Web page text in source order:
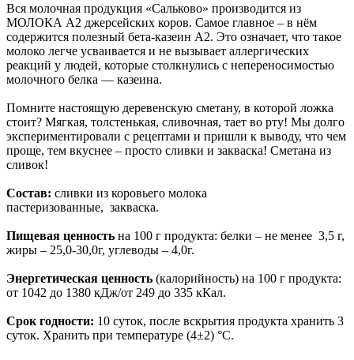
Вся молочная продукция «Сальково» производится из
МОЛОКА А2 джерсейских коров. Самое главное – в нём
содержится полезный бета-казеин А2. Это означает, что такое
молоко легче усваивается и не вызывает аллергических
реакций у людей, которые столкнулись с непереносимостью
молочного белка — казеина.
Помните настоящую деревенскую сметану, в которой ложка
стоит? Мягкая, толстенькая, сливочная, тает во рту! Мы долго
экспериментировали с рецептами и пришли к выводу, что чем
проще, тем вкуснее – просто сливки и закваска! Сметана из
сливок!
Состав: сливки из коровьего молока
пастеризованные, закваска.
Пищевая ценность на 100 г продукта: белки – не менее 3,5 г,
жиры – 25,0-30,0г, углеводы – 4,0г.
Энергетическая ценность (калорийность) на 100 г продукта:
от 1042 до 1380 кДж/от 249 до 335 кКал.
Срок годности: 10 суток, после вскрытия продукта хранить 3
суток. Хранить при температуре (4±2) °С.